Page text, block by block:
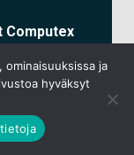
K2 HE
ja
hyväksyt